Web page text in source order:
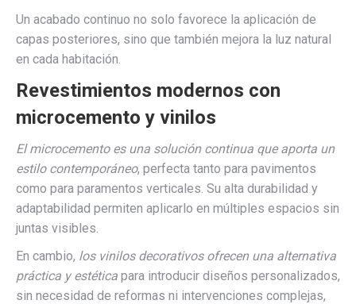
Un acabado continuo no solo favorece la aplicación de
capas posteriores, sino que también mejora la luz natural
en cada habitación.
Revestimientos modernos con
microcemento y vinilos
El microcemento es una solución continua que aporta un
estilo contemporáneo, perfecta tanto para pavimentos
como para paramentos verticales. Su alta durabilidad y
adaptabilidad permiten aplicarlo en múltiples espacios sin
juntas visibles.
En cambio, los vinilos decorativos ofrecen una alternativa
práctica y estética para introducir diseños personalizados,
sin necesidad de reformas ni intervenciones complejas,